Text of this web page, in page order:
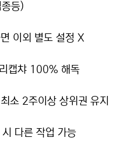
등)
이외 별도 설정 X
캡챠 100% 해독
소 2주이상 상위권 유지
다른 작업 가능